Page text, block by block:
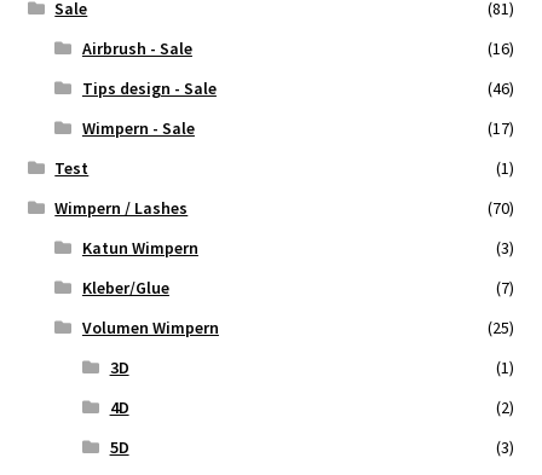
Sale
(81)
Airbrush - Sale
(16)
Tips design - Sale
(46)
Wimpern - Sale
(17)
Test
(1)
Wimpern / Lashes
(70)
Katun Wimpern
(3)
Kleber/Glue
(7)
Volumen Wimpern
(25)
3D
(1)
4D
(2)
5D
(3)